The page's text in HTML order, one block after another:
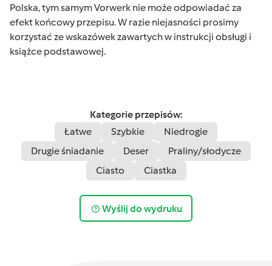
Polska, tym samym Vorwerk nie może odpowiadać za
efekt końcowy przepisu. W razie niejasności prosimy
korzystać ze wskazówek zawartych w instrukcji obsługi i
książce podstawowej.
Kategorie przepisów:
Łatwe
Szybkie
Niedrogie
Drugie śniadanie
Deser
Praliny/słodycze
Ciasto
Ciastka
Wyślij do wydruku